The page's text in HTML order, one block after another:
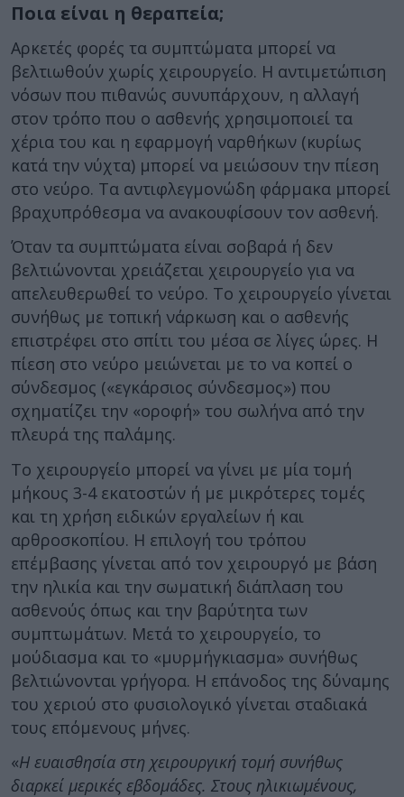
Ποια είναι η θεραπεία;
Αρκετές φορές τα συμπτώματα μπορεί να
βελτιωθούν χωρίς χειρουργείο. Η αντιμετώπιση
νόσων που πιθανώς συνυπάρχουν, η αλλαγή
στον τρόπο που ο ασθενής χρησιμοποιεί τα
χέρια του και η εφαρμογή ναρθήκων (κυρίως
κατά την νύχτα) μπορεί να μειώσουν την πίεση
στο νεύρο. Τα αντιφλεγμονώδη φάρμακα μπορεί
βραχυπρόθεσμα να ανακουφίσουν τον ασθενή.
Όταν τα συμπτώματα είναι σοβαρά ή δεν
βελτιώνονται χρειάζεται χειρουργείο για να
απελευθερωθεί το νεύρο. Το χειρουργείο γίνεται
συνήθως με τοπική νάρκωση και ο ασθενής
επιστρέφει στο σπίτι του μέσα σε λίγες ώρες. Η
πίεση στο νεύρο μειώνεται με το να κοπεί ο
σύνδεσμος («εγκάρσιος σύνδεσμος») που
σχηματίζει την «οροφή» του σωλήνα από την
πλευρά της παλάμης.
Το χειρουργείο μπορεί να γίνει με μία τομή
μήκους 3-4 εκατοστών ή με μικρότερες τομές
και τη χρήση ειδικών εργαλείων ή και
αρθροσκοπίου. Η επιλογή του τρόπου
επέμβασης γίνεται από τον χειρουργό με βάση
την ηλικία και την σωματική διάπλαση του
ασθενούς όπως και την βαρύτητα των
συμπτωμάτων. Μετά το χειρουργείο, το
μούδιασμα και το «μυρμήγκιασμα» συνήθως
βελτιώνονται γρήγορα. Η επάνοδος της δύναμης
του χεριού στο φυσιολογικό γίνεται σταδιακά
τους επόμενους μήνες.
«Η ευαισθησία στη χειρουργική τομή συνήθως
διαρκεί μερικές εβδομάδες. Στους ηλικιωμένους,